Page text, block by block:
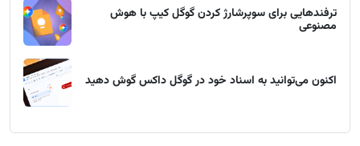
ترفندهایی برای سوپرشارژ کردن گوگل کیپ با هوش
مصنوعی
اکنون می‌توانید به اسناد خود در گوگل داکس گوش دهید